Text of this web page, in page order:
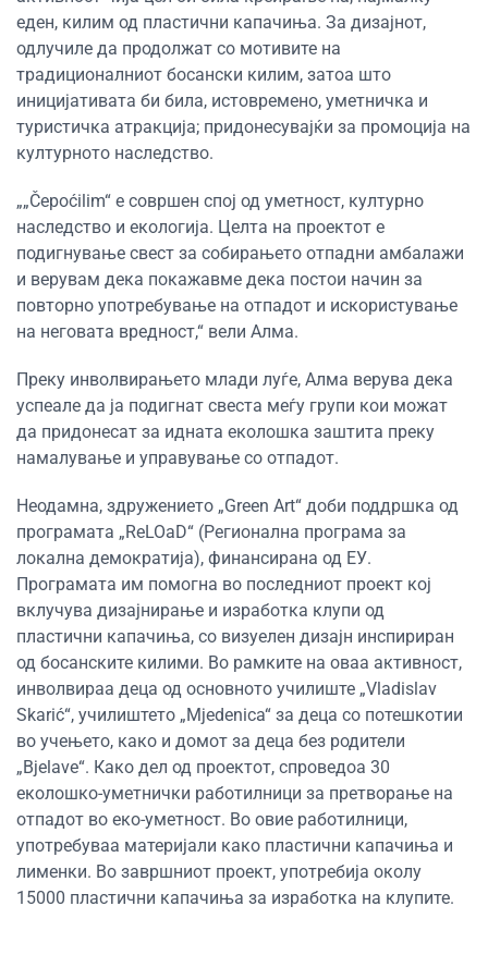
еден, килим од пластични капачиња. За дизајнот,
одлучиле да продолжат со мотивите на
традиционалниот босански килим, затоа што
иницијативата би била, истовремено, уметничка и
туристичка атракција; придонесувајќи за промоција на
културното наследство.
„„Čepoćilim“ е совршен спој од уметност, културно
наследство и екологија. Целта на проектот е
подигнување свест за собирањето отпадни амбалажи
и верувам дека покажавме дека постои начин за
повторно употребување на отпадот и искористување
на неговата вредност,“ вели Алма.
Преку инволвирањето млади луѓе, Алма верува дека
успеале да ја подигнат свеста меѓу групи кои можат
да придонесат за идната еколошка заштита преку
намалување и управување со отпадот.
Неодамна, здружението „Green Art“ доби поддршка од
програмата „ReLOaD“ (Регионална програма за
локална демократија), финансирана од ЕУ.
Програмата им помогна во последниот проект кој
вклучува дизајнирање и изработка клупи од
пластични капачиња, со визуелен дизајн инспириран
од босанските килими. Во рамките на оваа активност,
инволвираа деца од основното училиште „Vladislav
Skarić“, училиштето „Mjedenica“ за деца со потешкотии
во учењето, како и домот за деца без родители
„Bjelave“. Како дел од проектот, спроведоа 30
еколошко-уметнички работилници за претворање на
отпадот во еко-уметност. Во овие работилници,
употребуваа материјали како пластични капачиња и
лименки. Во завршниот проект, употребија околу
15000 пластични капачиња за изработка на клупите.